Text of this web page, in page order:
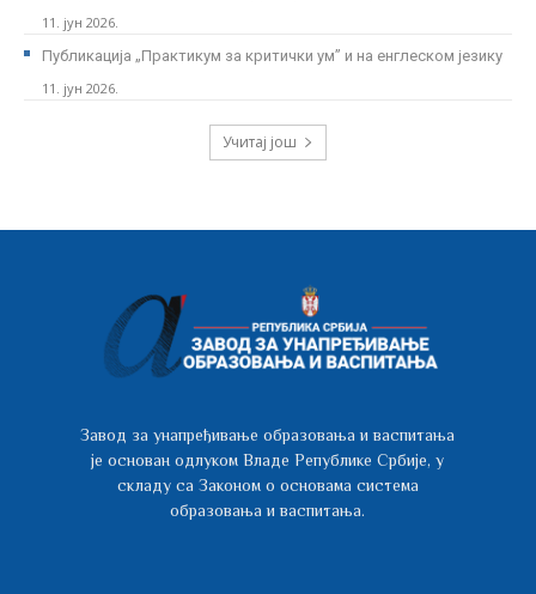
11. јун 2026.
Публикација „Практикум за критички ум” и на енглеском језику
11. јун 2026.
Учитај још
Завод за унапређивање образовања и васпитања
је основан одлуком Владе Републике Србије, у
складу са Законом о основама система
образовања и васпитања.